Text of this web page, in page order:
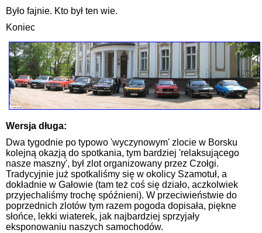
Było fajnie. Kto był ten wie.
Koniec
Wersja długa:
Dwa tygodnie po typowo 'wyczynowym' zlocie w Borsku
kolejną okazją do spotkania, tym bardziej 'relaksującego
nasze maszny', był zlot organizowany przez Czołgi.
Tradycyjnie już spotkaliśmy się w okolicy Szamotuł, a
dokładnie w Gałowie (tam też coś się działo, aczkolwiek
przyjechaliśmy trochę spóźnieni). W przeciwieństwie do
poprzednich zlotów tym razem pogoda dopisała, piękne
słońce, lekki wiaterek, jak najbardziej sprzyjały
eksponowaniu naszych samochodów.